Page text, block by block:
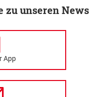
zu unseren News
App